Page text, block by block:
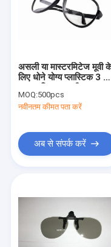
उत्पादों
हमारे बारे में
असली या मास्टरमिटेज मूवी
लिए धोने योग्य प्लास्टिक 3 डी
MOQ:500pcs
नवीनतम कीमत पता करें
अब से संपर्क करें